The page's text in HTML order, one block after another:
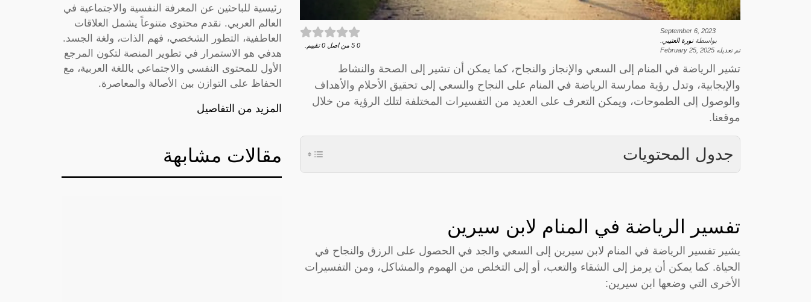
September 6, 2023
بواسطةنورة العتيبي
تم تعديله February 25, 2025
0
5 من اصل 0 تقييم.
تشير الرياضة في المنام إلى السعي والإنجاز والنجاح، كما يمكن أن تشير إلى الصحة والنشاط
والإيجابية، وتدل رؤية ممارسة الرياضة في المنام على النجاح والسعي إلى تحقيق الأحلام والأهداف
والوصول إلى الطموحات، ويمكن التعرف على العديد من التفسيرات المختلفة لتلك الرؤية من خلال
موقعنا.
جدول المحتويات
تفسير الرياضة في المنام لابن سيرين
يشير تفسير الرياضة في المنام لابن سيرين إلى السعي والجد في الحصول على الرزق والنجاح في
الحياة. كما يمكن أن يرمز إلى الشقاء والتعب، أو إلى التخلص من الهموم والمشاكل، ومن التفسيرات
الأخرى التي وضعها ابن سيرين:
رئيسية للباحثين عن المعرفة النفسية والاجتماعية في
العالم العربي. نقدم محتوى متنوعاً يشمل العلاقات
العاطفية، التطور الشخصي، فهم الذات، ولغة الجسد.
هدفي هو الاستمرار في تطوير المنصة لتكون المرجع
الأول للمحتوى النفسي والاجتماعي باللغة العربية، مع
الحفاظ على التوازن بين الأصالة والمعاصرة.
المزيد من التفاصيل
مقالات مشابهة